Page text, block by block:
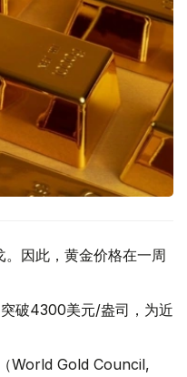
因此，黄金价格在一周
破4300美元/盎司，为近
World Gold Council,